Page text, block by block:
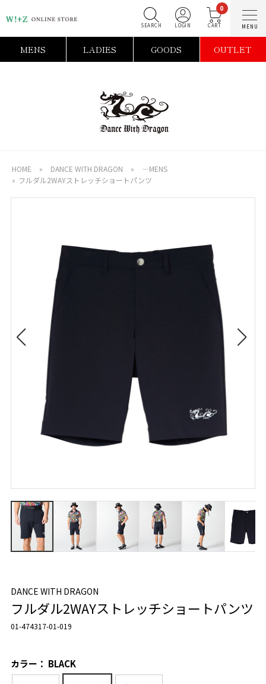
0
MENS LADIES GOODS OUTLET
HOME » DANCE WITH DRAGON »
―MENS
» フルダル2WAYストレッチショートパンツ
DANCE WITH DRAGON
フルダル2WAYストレッチショートパンツ
01-474317-01-019
カラー： BLACK